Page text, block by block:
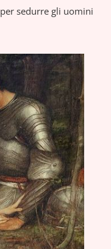
sedurre gli uomini